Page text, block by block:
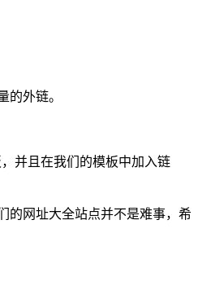
外链。
并且在我们的模板中加入链
的网址大全站点并不是难事，希